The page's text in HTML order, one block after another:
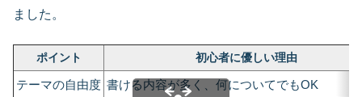
ました。
ポイント 初心者に優しい理由
テーマの自由度 書ける内容が多く、何についてでもOK